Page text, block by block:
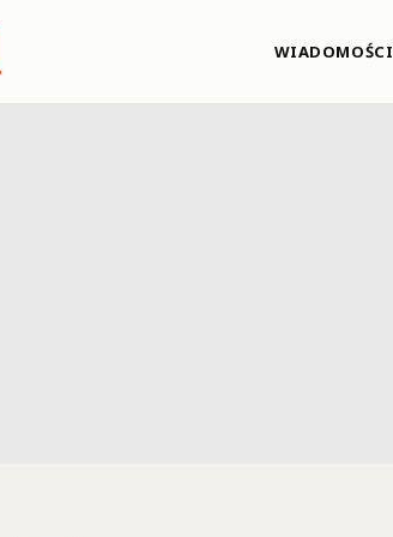
WIADOMOŚCI